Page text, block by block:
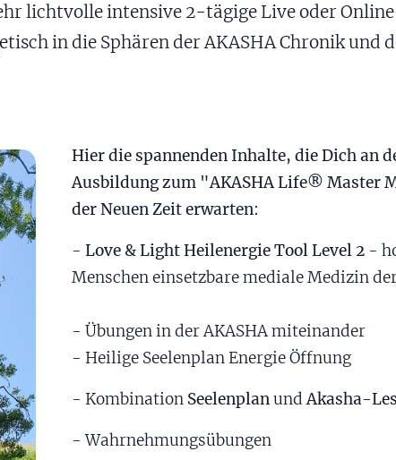
lichtvolle intensive 2-tägige Live oder
in die Sphären der AKASHA Chronik und
Hier die spannenden Inhalte, die Dich an
Ausbildung zum "AKASHA Life® Master
der Neuen Zeit erwarten:
-Love & Light Heilenergie Tool Level 2 -
Menschen einsetzbare mediale Medizin
- Übungen in der AKASHA miteinander
- Heilige Seelenplan Energie Öffnung
- Kombination SeelenplanundAkasha-
- Wahrnehmungsübungen